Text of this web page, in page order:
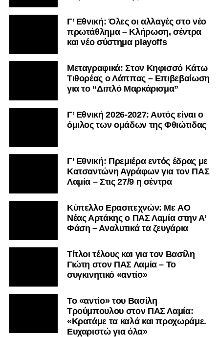
Γ’ Εθνική: Όλες οι αλλαγές στο νέο
πρωτάθλημα – Κλήρωση, σέντρα
και νέο σύστημα playoffs
Μεταγραφικά: Στον Κηφισσό Κάτω
Τιθορέας ο Λάππας – Επιβεβαίωση
για το “Διπλό Μαρκάρισμα”
Γ’ Εθνική 2026-2027: Αυτός είναι ο
όμιλος των ομάδων της Φθιώτιδας
Γ’ Εθνική: Πρεμιέρα εντός έδρας με
Κατσαντώνη Αγράφων για τον ΠΑΣ
Λαμία – Στις 27/9 η σέντρα
Kύπελλο Ερασιτεχνών: Με AO
Nέας Αρτάκης ο ΠΑΣ Λαμία στην Α’
Φάση – Αναλυτικά τα ζευγάρια
Τίτλοι τέλους και για τον Βασίλη
Γιώτη στον ΠΑΣ Λαμία – Το
συγκινητικό «αντίο»
Το «αντίο» του Βασίλη
Τρούμπουλου στον ΠΑΣ Λαμία:
«Κρατάμε τα καλά και προχωράμε.
Ευχαριστώ για όλα»